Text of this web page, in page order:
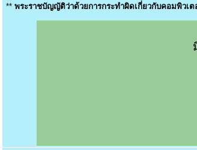
** พระราชบัญญัติว่าด้วยการกระทำผิดเกี่ยวกับคอมพิวเ